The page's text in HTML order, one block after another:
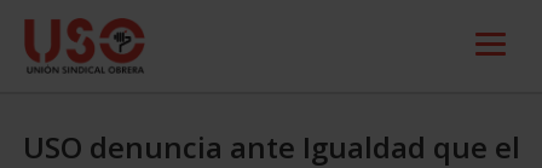
USO denuncia ante Igualdad que el